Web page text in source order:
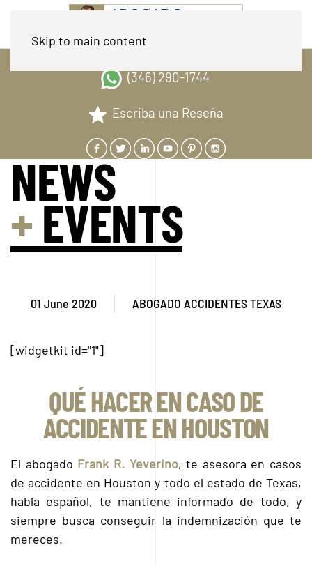
Skip to main content
(346) 290-1744
Escriba una Reseña
NEWS
+EVENTS
01 June 2020 ABOGADO ACCIDENTES TEXAS
[widgetkit id="1"]
QUÉ HACER EN CASO DE
ACCIDENTE EN HOUSTON
El abogado Frank R. Yeverino, te asesora en casos
de accidente en Houston y todo el estado de Texas,
habla español, te mantiene informado de todo, y
siempre busca conseguir la indemnización que te
mereces.